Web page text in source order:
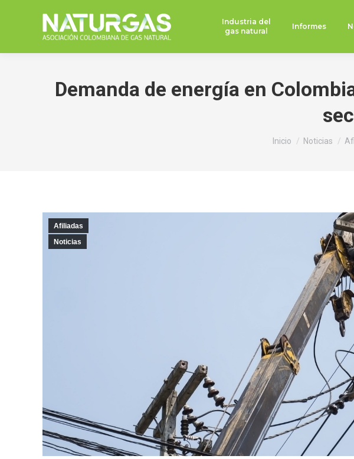
Industria del
gas natural
Informes
Demanda de energía en
Estás aquí:
Inicio Noticias
Afiliadas
Noticias